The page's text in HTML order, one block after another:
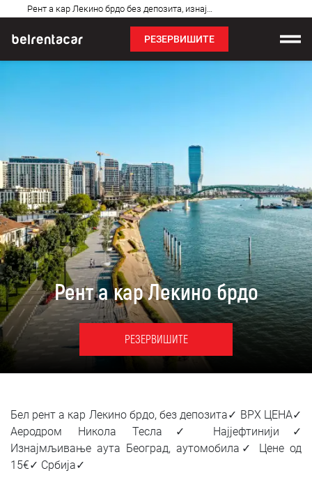
Рент а кар Лекино брдо без депозита, изнајмљивање аута: Бел✓
питања
РЕЗЕРВИШИТЕ
О нама
Најчешћа питања
Блог
Контакт
SRPSKI
Рент а кар Лекино брдо
РЕЗЕРВИШИТЕ
Бел рент а кар Лекино брдо, без депозита✓ ВРХ ЦЕНА✓
Аеродром Никола Тесла✓ Најјефтинији✓
Изнајмљивање аута Београд, аутомобила✓ Цене од
15€✓ Србија✓